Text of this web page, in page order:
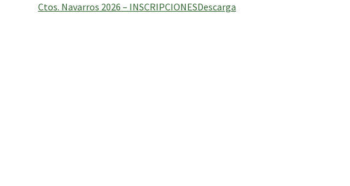
Ctos. Navarros 2026 – INSCRIPCIONESDescarga